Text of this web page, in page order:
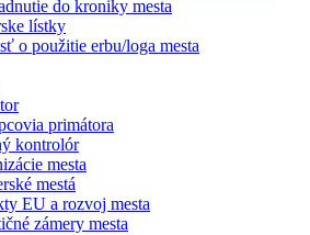
do kroniky mesta
lístky
o použitie erbu/loga mesta
primátora
kontrolór
mesta
mestá
EU a rozvoj mesta
zámery mesta